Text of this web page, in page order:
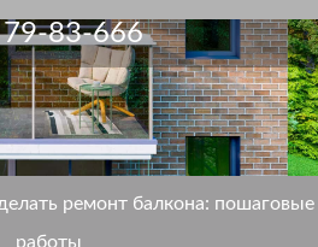
ремонт балкона: пошаговые
работы
79-83-666